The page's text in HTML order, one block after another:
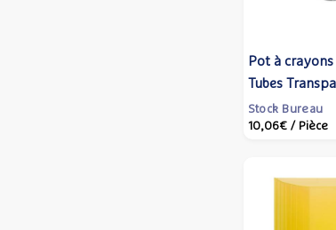
Pot à
Tubes
Stock Bureau
10,06€ / Pièce